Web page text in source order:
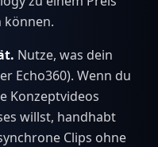
können.
Nutze, was dein
Echo360). Wenn du
Konzeptvideos
willst, handhabt
Clips ohne